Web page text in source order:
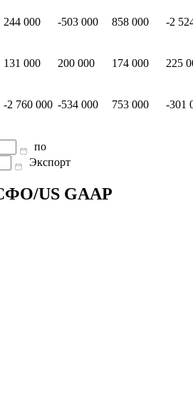
244 000 -503 000 858 000 -2
131 000 200 000 174 000 225
-2 760 000 -534 000 753 000 -301
по
Экспорт
US GAAP